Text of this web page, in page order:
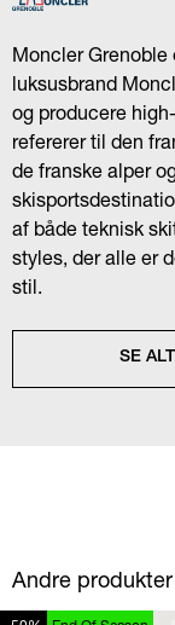
Moncler Grenoble
luksusbrand
og producere
refererer til den
de franske alper
af både teknisk
styles, der alle er
stil.
SE
Andre